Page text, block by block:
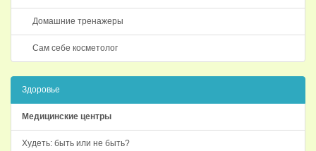
Домашние тренажеры
Сам себе косметолог
Здоровье
Медицинские центры
Худеть: быть или не быть?